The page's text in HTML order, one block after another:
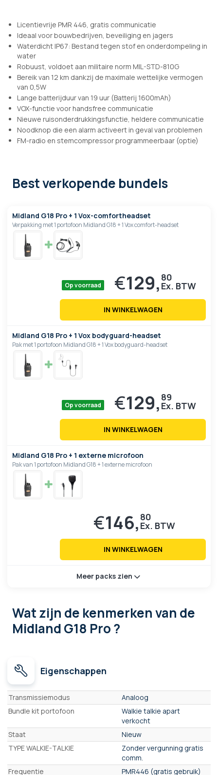
Licentievrije PMR 446, gratis communicatie
Ideaal voor bouwbedrijven, beveiliging en jagers
Waterdicht IP67: Bestand tegen stof en onderdompeling in
water
Robuust, voldoet aan militaire norm MIL-STD-810G
Bereik van 12 km dankzij de maximale wettelijke vermogen
van 0,5W
Lange batterijduur van 19 uur (Batterij 1600mAh)
VOX-functie voor handsfree communicatie
Nieuwe ruisonderdrukkingsfunctie, heldere communicatie
Noodknop die een alarm activeert in geval van problemen
FM-radio en stemcompressor programmeerbaar (optie)
Best verkopende bundels
Midland G18 Pro + 1 Vox-comfortheadset
Verpakking met 1 portofoon Midland G18 + 1 Vox comfort-headset
Op voorraad €129, 80
IN WINKELWAGEN
Midland G18 Pro + 1 Vox bodyguard-headset
Pak met 1 portofoon Midland G18 + 1 Vox bodyguard-headset
Op voorraad €129, 89
IN WINKELWAGEN
Midland G18 Pro + 1 externe microfoon
Pak van 1 portofoon Midland G18 + 1 externe microfoon
€146, 80
IN WINKELWAGEN
Meer packs zien
Wat zijn de kenmerkenvan de
Midland G18 Pro ?
Eigenschappen
Eigenschappen
Transmissiemodus
Analoog
Bundle kit portofoon
Walkie talkie apart
verkocht
Staat
Nieuw
TYPE WALKIE-TALKIE
Zonder vergunning gratis
comm.
Frequentie
PMR446 (gratis gebruik)